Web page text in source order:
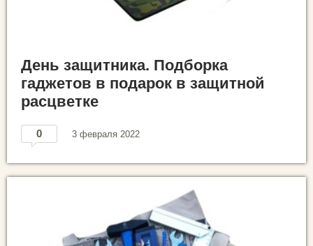
День защитника. Подборка
гаджетов в подарок в защитной
расцветке
0 3 февраля 2022